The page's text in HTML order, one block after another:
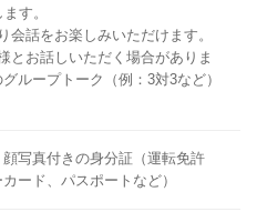
す。
会話をお楽しみいただけます。
とお話しいただく場合がありま
ループトーク（例：3対3など）
写真付きの身分証（運転免許
ード、パスポートなど）